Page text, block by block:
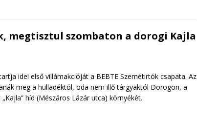
megtisztul szombaton a dorogi Kajla
idei első villámakcióját a BEBTE Szemétirtók csapata. Az
meg a hulladéktól, oda nem illő tárgyaktól Dorogon, a
híd (Mészáros Lázár utca) környékét.